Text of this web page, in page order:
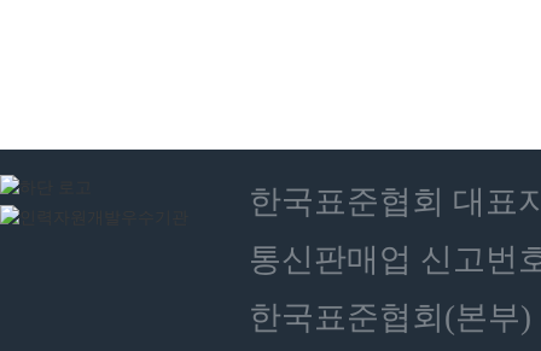
한국표준협회 대표
통신판매업 신고번
한국표준협회(본부